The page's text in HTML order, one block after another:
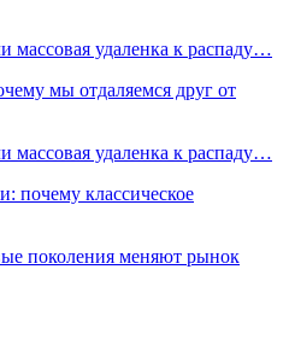
массовая удаленка к распаду…
мы отдаляемся друг от
массовая удаленка к распаду…
почему классическое
поколения меняют рынок